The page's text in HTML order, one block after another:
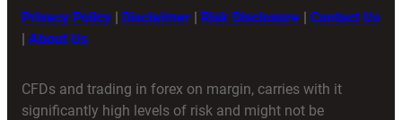
Privacy Policy | Disclaimer | Risk Disclosure | Contact Us
| About Us
CFDs and trading in forex on margin, carries with it
significantly high levels of risk and might not be